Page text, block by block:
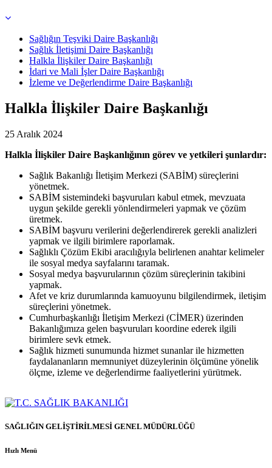
Sağlığın Teşviki Daire Başkanlığı
Sağlık İletişimi Daire Başkanlığı
Halkla İlişkiler Daire Başkanlığı
İdari ve Mali İşler Daire Başkanlığı
İzleme ve Değerlendirme Daire Başkanlığı
Halkla İlişkiler Daire Başkanlığı
25 Aralık 2024
Halkla İlişkiler Daire Başkanlığının görev ve yetkileri şunlardır:
Sağlık Bakanlığı İletişim Merkezi (SABİM) süreçlerini
yönetmek.
SABİM sistemindeki başvuruları kabul etmek, mevzuata
uygun şekilde gerekli yönlendirmeleri yapmak ve çözüm
üretmek.
SABİM başvuru verilerini değerlendirerek gerekli analizleri
yapmak ve ilgili birimlere raporlamak.
Sağlıklı Çözüm Ekibi aracılığıyla belirlenen anahtar kelimeler
ile sosyal medya sayfalarını taramak.
Sosyal medya başvurularının çözüm süreçlerinin takibini
yapmak.
Afet ve kriz durumlarında kamuoyunu bilgilendirmek, iletişim
süreçlerini yönetmek.
Cumhurbaşkanlığı İletişim Merkezi (CİMER) üzerinden
Bakanlığımıza gelen başvuruları koordine ederek ilgili
birimlere sevk etmek.
Sağlık hizmeti sunumunda hizmet sunanlar ile hizmetten
faydalananların memnuniyet düzeylerinin ölçümüne yönelik
ölçme, izleme ve değerlendirme faaliyetlerini yürütmek.
SAĞLIĞIN GELİŞTİRİLMESİ GENEL MÜDÜRLÜĞÜ
Hızlı Menü